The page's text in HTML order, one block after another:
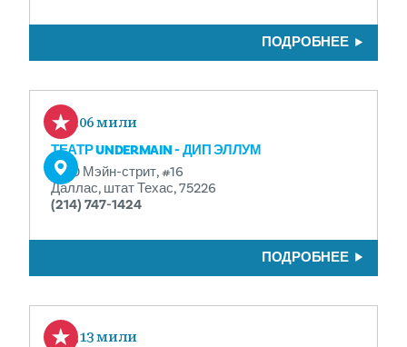
ПОДРОБНЕЕ
0.06 мили
ТЕАТР UNDERMAIN - ДИП ЭЛЛУМ
3100 Мэйн-стрит, #16
Даллас, штат Техас, 75226
(214) 747-1424
ПОДРОБНЕЕ
0,13 мили